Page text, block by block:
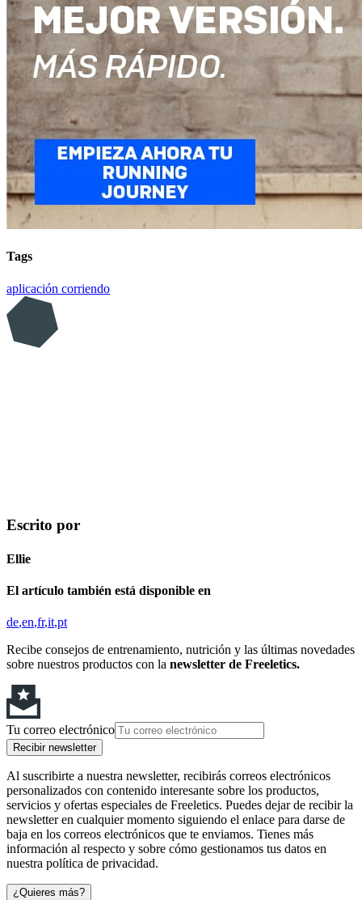
Tags
aplicación corriendo
Escrito por
Ellie
El artículo también está disponible en
de en fr it pt
Recibe consejos de entrenamiento, nutrición y las últimas novedades
sobre nuestros productos con la newsletter de Freeletics.
Tu correo electrónico
Recibir newsletter
Al suscribirte a nuestra newsletter, recibirás correos electrónicos
personalizados con contenido interesante sobre los productos,
servicios y ofertas especiales de Freeletics. Puedes dejar de recibir la
newsletter en cualquier momento siguiendo el enlace para darse de
baja en los correos electrónicos que te enviamos. Tienes más
información al respecto y sobre cómo gestionamos tus datos en
nuestra política de privacidad.
¿Quieres más?